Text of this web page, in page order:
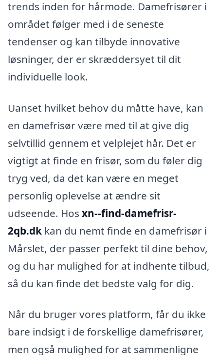
trends inden for hårmode. Damefrisører i
området følger med i de seneste
tendenser og kan tilbyde innovative
løsninger, der er skræddersyet til dit
individuelle look.
Uanset hvilket behov du måtte have, kan
en damefrisør være med til at give dig
selvtillid gennem et velplejet hår. Det er
vigtigt at finde en frisør, som du føler dig
tryg ved, da det kan være en meget
personlig oplevelse at ændre sit
udseende. Hos xn--find-damefrisr-
2qb.dk kan du nemt finde en damefrisør i
Mårslet, der passer perfekt til dine behov,
og du har mulighed for at indhente tilbud,
så du kan finde det bedste valg for dig.
Når du bruger vores platform, får du ikke
bare indsigt i de forskellige damefrisører,
men også mulighed for at sammenligne